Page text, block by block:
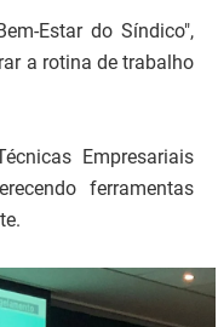
Estar do Síndico",
a rotina de trabalho
Empresariais
ferramentas